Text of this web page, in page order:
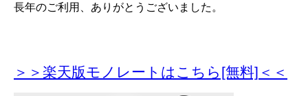
長年のご利用、ありがとうございました。
＞＞楽天版モノレートはこちら[無料]＜＜